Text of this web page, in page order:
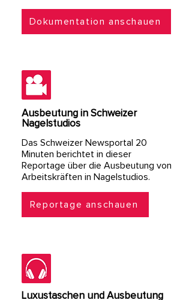
Dokumentation anschauen
Ausbeutung in Schweizer
Nagelstudios
Das Schweizer Newsportal 20
Minuten berichtet in dieser
Reportage über die Ausbeutung von
Arbeitskräften in Nagelstudios.
Reportage anschauen
Luxustaschen und Ausbeutung